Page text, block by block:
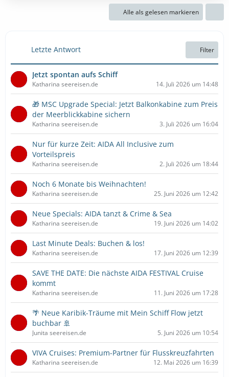
e
t
g
Alle als gelesen markieren
Letzte Antwort Filter
Jetzt spontan aufs Schiff
Katharina seereisen.de 14. Juli 2026 um 14:48
🎁 MSC Upgrade Special: Jetzt Balkonkabine zum Preis
der Meerblickkabine sichern
Katharina seereisen.de 3. Juli 2026 um 16:04
Nur für kurze Zeit: AIDA All Inclusive zum
Vorteilspreis
Katharina seereisen.de 2. Juli 2026 um 18:44
Noch 6 Monate bis Weihnachten!
Katharina seereisen.de 25. Juni 2026 um 12:42
Neue Specials: AIDA tanzt & Crime & Sea
Katharina seereisen.de 19. Juni 2026 um 14:02
Last Minute Deals: Buchen & los!
Katharina seereisen.de 17. Juni 2026 um 12:39
SAVE THE DATE: Die nächste AIDA FESTIVAL Cruise
kommt
Katharina seereisen.de 11. Juni 2026 um 17:28
🌴 Neue Karibik-Träume mit Mein Schiff Flow jetzt
buchbar 🚢
Junita seereisen.de 5. Juni 2026 um 10:54
VIVA Cruises: Premium-Partner für Flusskreuzfahrten
Katharina seereisen.de 12. Mai 2026 um 16:39